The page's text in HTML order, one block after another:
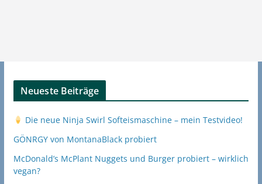
Neueste Beiträge
Die neue Ninja Swirl Softeismaschine – mein Testvideo!
GÖNRGY von MontanaBlack probiert
McDonald’s McPlant Nuggets und Burger probiert – wirklich
vegan?